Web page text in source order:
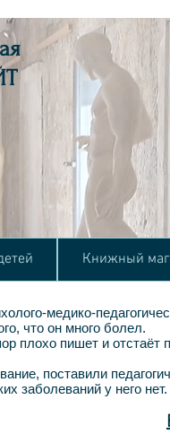
Книжный
медико-
что он много болел.
плохо пишет и отстаёт
поставили
заболеваний у него нет.